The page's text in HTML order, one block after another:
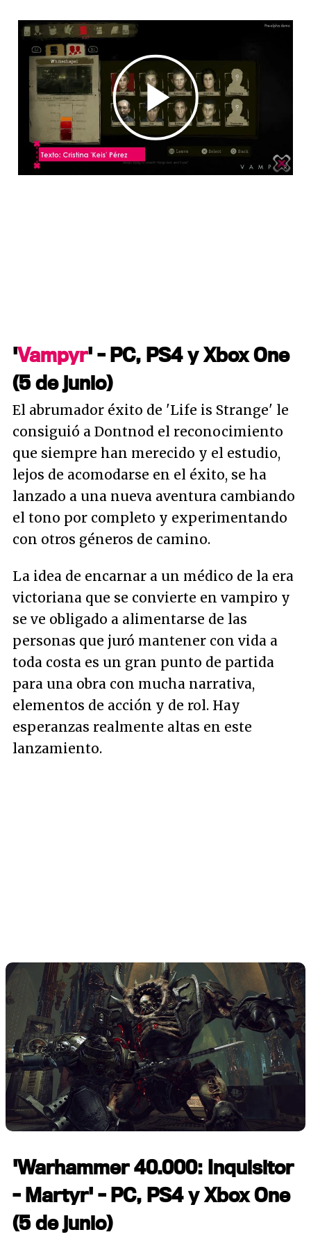
'Vampyr' - PC, PS4 y Xbox One
(5 de junio)
El abrumador éxito de 'Life is Strange' le
consiguió a Dontnod el reconocimiento
que siempre han merecido y el estudio,
lejos de acomodarse en el éxito, se ha
lanzado a una nueva aventura cambiando
el tono por completo y experimentando
con otros géneros de camino.
La idea de encarnar a un médico de la era
victoriana que se convierte en vampiro y
se ve obligado a alimentarse de las
personas que juró mantener con vida a
toda costa es un gran punto de partida
para una obra con mucha narrativa,
elementos de acción y de rol. Hay
esperanzas realmente altas en este
lanzamiento.
'Warhammer 40.000: Inquisitor
- Martyr' - PC, PS4 y Xbox One
(5 de junio)